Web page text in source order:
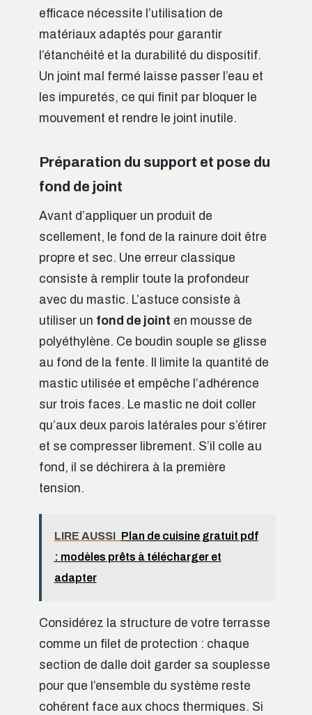
efficace nécessite l’utilisation de
matériaux adaptés pour garantir
l’étanchéité et la durabilité du dispositif.
Un joint mal fermé laisse passer l’eau et
les impuretés, ce qui finit par bloquer le
mouvement et rendre le joint inutile.
Préparation du support et pose du
fond de joint
Avant d’appliquer un produit de
scellement, le fond de la rainure doit être
propre et sec. Une erreur classique
consiste à remplir toute la profondeur
avec du mastic. L’astuce consiste à
utiliser un fond de joint en mousse de
polyéthylène. Ce boudin souple se glisse
au fond de la fente. Il limite la quantité de
mastic utilisée et empêche l’adhérence
sur trois faces. Le mastic ne doit coller
qu’aux deux parois latérales pour s’étirer
et se compresser librement. S’il colle au
fond, il se déchirera à la première
tension.
LIRE AUSSI Plan de cuisine gratuit pdf
: modèles prêts à télécharger et
adapter
Considérez la structure de votre terrasse
comme un filet de protection : chaque
section de dalle doit garder sa souplesse
pour que l’ensemble du système reste
cohérent face aux chocs thermiques. Si